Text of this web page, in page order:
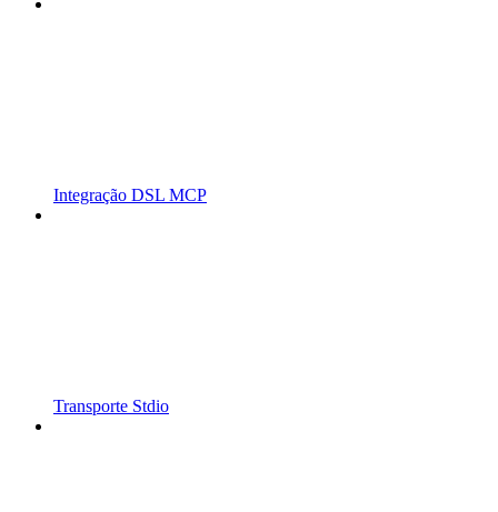
Integração DSL MCP
Transporte Stdio